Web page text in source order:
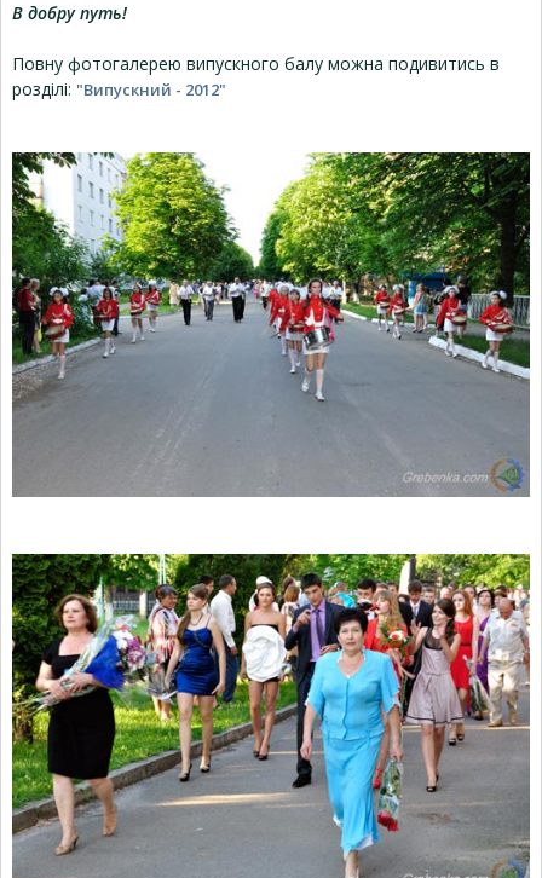
В добру путь!
Повну фотогалерею випускного балу можна подивитись в
розділі: "Випускний - 2012"